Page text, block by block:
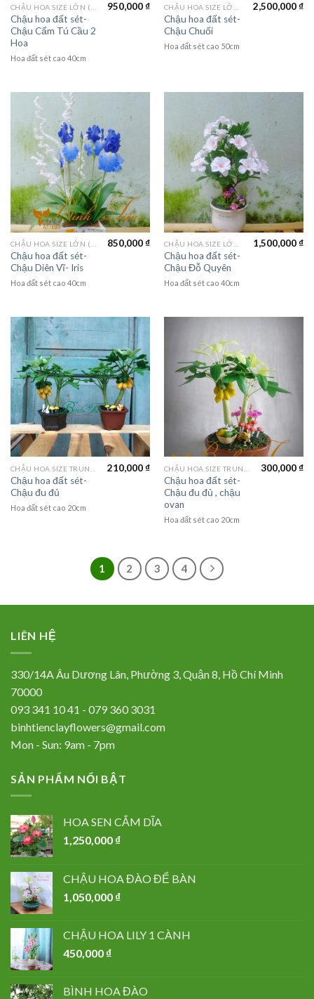
Chậu hoa đất sét-
Chậu Cẩm Tú Cầu 2
Hoa
950,000₫
Hoa đất sét cao 40cm
Chậu hoa đất sét-
Chậu Chuối
2,500,000₫
Hoa đất sét cao 50cm
Chậu hoa đất sét-
Chậu Diên Vĩ- Iris
850,000₫
Hoa đất sét cao 40cm
Chậu hoa đất sét-
Chậu Đỗ Quyên
1,500,000₫
Hoa đất sét cao 40cm
Chậu hoa đất sét-
Chậu đu đủ
210,000₫
Hoa đất sét cao 20cm
Chậu hoa đất sét-
Chậu đu đủ , chậu
ovan
300,000₫
Hoa đất sét cao 20cm
1 2 3 4
LIÊN HỆ
330/14A Âu Dương Lân, Phường 3, Quận 8, Hồ Chí Minh
70000
093 341 10 41 - 079 360 3031
binhtienclayflowers@gmail.com
Mon - Sun: 9am - 7pm
SẢN PHẨM NỔI BẬT
HOA SEN CẮM DĨA
1,250,000 ₫
CHẬU HOA ĐÀO ĐỂ BÀN
1,050,000 ₫
CHẬU HOA LILY 1 CÀNH
450,000 ₫
BÌNH HOA ĐÀO